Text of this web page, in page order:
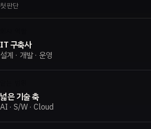
첫 판단
IT 구축사
설계 · 개발 · 운영
넓은 기술 축
AI · S/W · Cloud